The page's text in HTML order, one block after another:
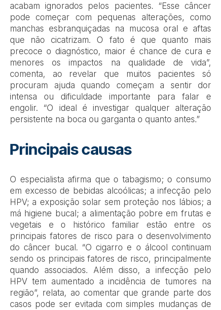
acabam ignorados pelos pacientes. “Esse câncer
pode começar com pequenas alterações, como
manchas esbranquiçadas na mucosa oral e aftas
que não cicatrizam. O fato é que quanto mais
precoce o diagnóstico, maior é chance de cura e
menores os impactos na qualidade de vida”,
comenta, ao revelar que muitos pacientes só
procuram ajuda quando começam a sentir dor
intensa ou dificuldade importante para falar e
engolir. “O ideal é investigar qualquer alteração
persistente na boca ou garganta o quanto antes.”
Principais causas
O especialista afirma que o tabagismo; o consumo
em excesso de bebidas alcoólicas; a infecção pelo
HPV; a exposição solar sem proteção nos lábios; a
má higiene bucal; a alimentação pobre em frutas e
vegetais e o histórico familiar estão entre os
principais fatores de risco para o desenvolvimento
do câncer bucal. “O cigarro e o álcool continuam
sendo os principais fatores de risco, principalmente
quando associados. Além disso, a infecção pelo
HPV tem aumentado a incidência de tumores na
região”, relata, ao comentar que grande parte dos
casos pode ser evitada com simples mudanças de